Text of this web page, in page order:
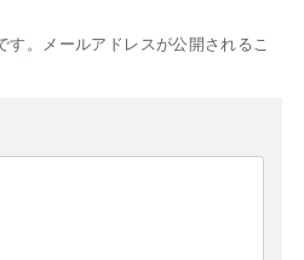
す。メールアドレスが公開されるこ